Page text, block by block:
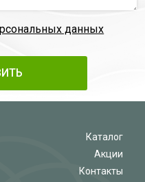
данных
Каталог
Акции
Контакты